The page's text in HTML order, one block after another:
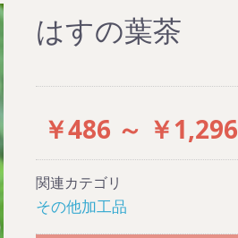
はすの葉茶
￥486 ～ ￥1,296
関連カテゴリ
その他加工品